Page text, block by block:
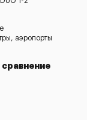
аэропорты
сравнение